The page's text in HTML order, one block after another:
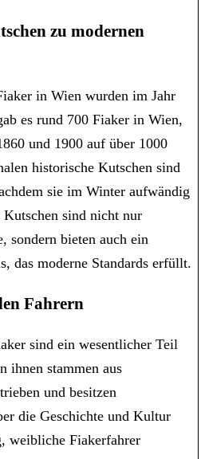
zu modernen
in Wien wurden im Jahr
es rund 700 Fiaker in Wien,
und 1900 auf über 1000
historische Kutschen sind
sie im Winter aufwändig
sind nicht nur
sondern bieten auch ein
das moderne Standards erfüllt.
Fahrern
sind ein wesentlicher Teil
ihnen stammen aus
und besitzen
die Geschichte und Kultur
weibliche Fiakerfahrer